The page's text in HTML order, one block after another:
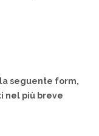
seguente form,
nel più breve